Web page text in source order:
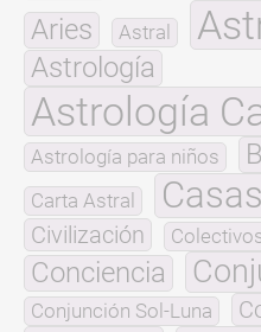
Aries Astral
Astrología
Astrología
Astrología para niños
Carta Astral
Civilización
Conciencia
Conjunción Sol-Luna